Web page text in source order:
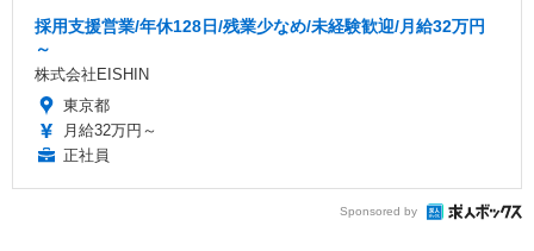
採用支援営業/年休128日/残業少なめ/未経験歓迎/月給32万円
～
株式会社EISHIN
東京都
月給32万円～
正社員
Sponsored by